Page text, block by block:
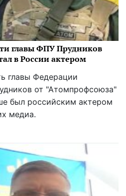
главы ФПУ Прудников
в России актером
главы Федерации
от "Атомпрофсоюза"
был российским актером
медиа.